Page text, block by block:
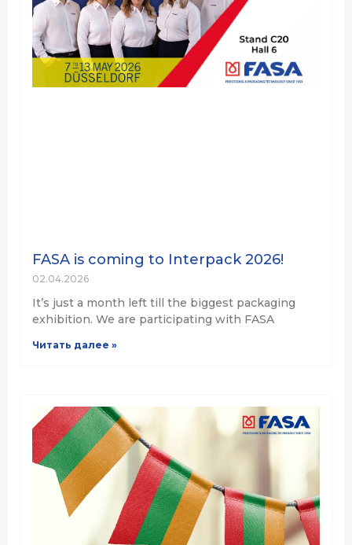
FASA is coming to Interpack 2026!
02.04.2026
It’s just a month left till the biggest packaging
exhibition. We are participating with FASA
Читать далее »